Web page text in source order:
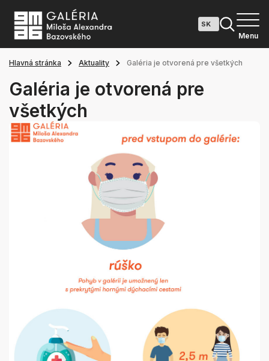
Menu
Hlavná stránka Aktuality Galéria je otvorená pre všetkých
Galéria je otvorená pre
všetkých